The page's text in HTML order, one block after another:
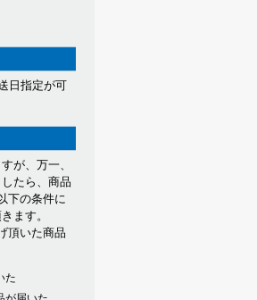
日指定が可
が、万一、
たら、商品
下の条件に
ます。
頂いた商品
た
が届いた